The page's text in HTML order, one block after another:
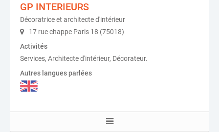
GP INTERIEURS
Décoratrice et architecte d'intérieur
17 rue chappe Paris 18 (75018)
Activités
Services, Architecte d'intérieur, Décorateur.
Autres langues parlées